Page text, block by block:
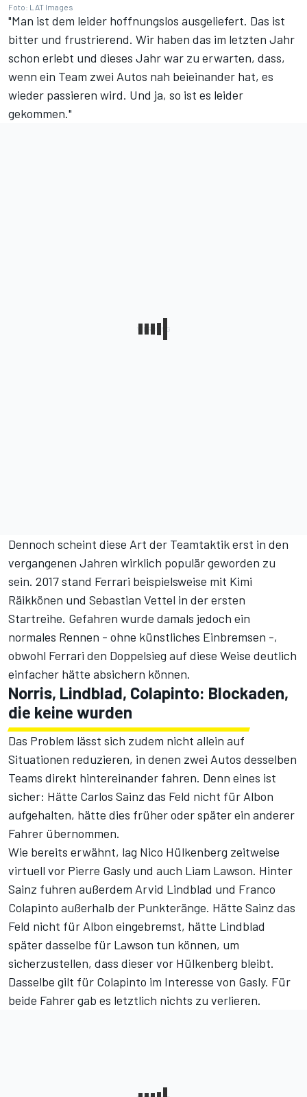
Foto: LAT Images
"Man ist dem leider hoffnungslos ausgeliefert. Das ist
bitter und frustrierend. Wir haben das im letzten Jahr
schon erlebt und dieses Jahr war zu erwarten, dass,
wenn ein Team zwei Autos nah beieinander hat, es
wieder passieren wird. Und ja, so ist es leider
gekommen."
Dennoch scheint diese Art der Teamtaktik erst in den
vergangenen Jahren wirklich populär geworden zu
sein. 2017 stand Ferrari beispielsweise mit Kimi
Räikkönen und Sebastian Vettel in der ersten
Startreihe. Gefahren wurde damals jedoch ein
normales Rennen - ohne künstliches Einbremsen -,
obwohl Ferrari den Doppelsieg auf diese Weise deutlich
einfacher hätte absichern können.
Norris, Lindblad, Colapinto: Blockaden,
die keine wurden
Das Problem lässt sich zudem nicht allein auf
Situationen reduzieren, in denen zwei Autos desselben
Teams direkt hintereinander fahren. Denn eines ist
sicher: Hätte Carlos Sainz das Feld nicht für Albon
aufgehalten, hätte dies früher oder später ein anderer
Fahrer übernommen.
Wie bereits erwähnt, lag Nico Hülkenberg zeitweise
virtuell vor Pierre Gasly und auch Liam Lawson. Hinter
Sainz fuhren außerdem Arvid Lindblad und Franco
Colapinto außerhalb der Punkteränge. Hätte Sainz das
Feld nicht für Albon eingebremst, hätte Lindblad
später dasselbe für Lawson tun können, um
sicherzustellen, dass dieser vor Hülkenberg bleibt.
Dasselbe gilt für Colapinto im Interesse von Gasly. Für
beide Fahrer gab es letztlich nichts zu verlieren.